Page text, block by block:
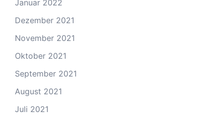
Januar 2022
Dezember 2021
November 2021
Oktober 2021
September 2021
August 2021
Juli 2021